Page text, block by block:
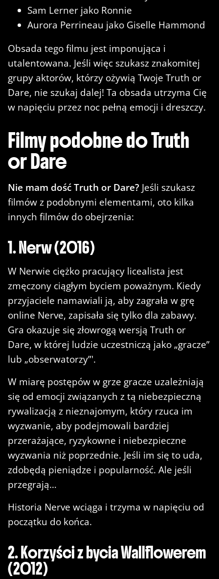
Sam Lerner jako Ronnie
Aurora Perrineau jako Giselle Hammond
Obsada tego filmu jest imponująca i
utalentowana. Jeśli więc szukasz znakomitej
grupy aktorów, którzy ożywią Twoje Truth or
Dare, nie szukaj dalej! Ta obsada utrzyma Cię
w napięciu przez noc pełną emocji i dreszczy.
Filmy podobne do Truth
or Dare
Nie mam dość Truth or Dare? Jeśli szukasz
filmów z podobnymi elementami, oto kilka
innych filmów do obejrzenia:
1. Nerw (2016)
W Nerwie ciężko pracujący licealista jest
zmęczony ciągłym byciem poważnym. Kiedy
przyjaciele namawiali ją, aby zagrała w grę
online Nerve, zapisała się tylko dla zabawy.
Gra okazuje się złowrogą wersją Truth or
Dare, w której ludzie uczestniczą jako „gracze”
lub „obserwatorzy”'.
W miarę postępów w grze gracze uzależniają
się od emocji związanych z tą niebezpieczną
rywalizacją z nieznajomym, który rzuca im
wyzwanie, aby podejmowali bardziej
przerażające, ryzykowne i niebezpieczne
wyzwania niż poprzednie. Jeśli im się to uda,
zdobędą pieniądze i popularność. Ale jeśli
przegrają…
Historia Nerve wciąga i trzyma w napięciu od
początku do końca.
2. Korzyści z bycia Wallflowerem
(2012)